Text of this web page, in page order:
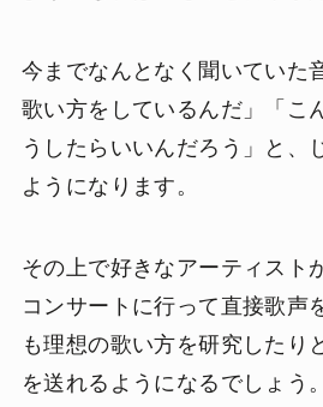
今までなんとなく聞いていた
歌い方をしているんだ」「こ
うしたらいいんだろう」と、
ようになります。
その上で好きなアーティスト
コンサートに行って直接歌声
も理想の歌い方を研究したり
を送れるようになるでしょう。